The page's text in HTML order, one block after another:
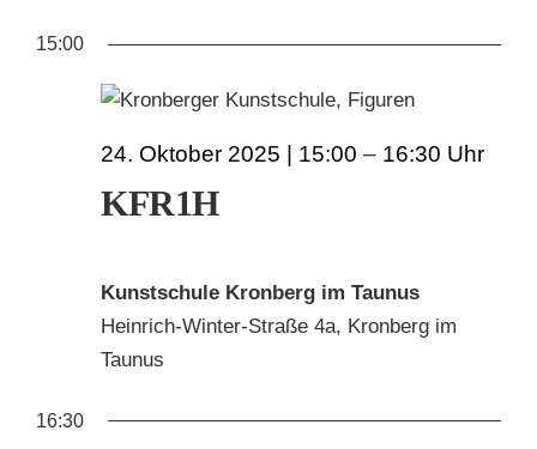
KRONBERGER MALERKOLONIE
SUCHE
FÜR
OKTOBER
wählen.
15:00
KFR1H
24. Oktober 2025 | 15:00 – 16:30
Kunstschule Kronberg im Taunus
Heinrich-Winter-Straße 4a, Kronberg im
Taunus
16:30